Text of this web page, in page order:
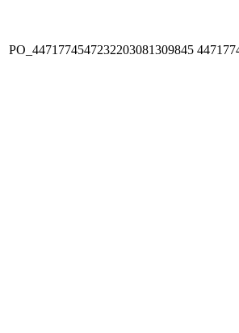
PO_4471774547232203081309845